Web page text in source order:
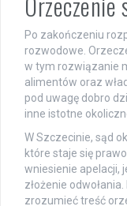
Po zakończeniu
rozwodowe.
w tym rozwiązanie
alimentów oraz
pod uwagę dobro
inne istotne
W Szczecinie, sąd
które staje się
wniesienie apelacji,
złożenie
zrozumieć treść